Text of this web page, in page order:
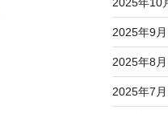
2025年9月
2025年8月
2025年7月